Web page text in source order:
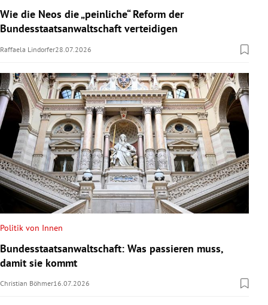
Wie die Neos die „peinliche“ Reform der
Bundesstaatsanwaltschaft verteidigen
Raffaela Lindorfer28.07.2026
Politik von Innen
Bundesstaatsanwaltschaft: Was passieren muss,
damit sie kommt
Christian Böhmer16.07.2026